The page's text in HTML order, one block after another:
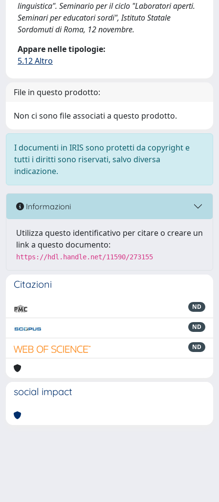
linguistica". Seminario per il ciclo "Laboratori aperti.
Seminari per educatori sordi", Istituto Statale
Sordomuti di Roma, 12 novembre.
Appare nelle tipologie:
5.12 Altro
File in questo prodotto:
Non ci sono file associati a questo prodotto.
I documenti in IRIS sono protetti da copyright e
tutti i diritti sono riservati, salvo diversa
indicazione.
Informazioni
Utilizza questo identificativo per citare o creare un
link a questo documento:
https://hdl.handle.net/11590/273155
Citazioni
ND
ND
ND
social impact